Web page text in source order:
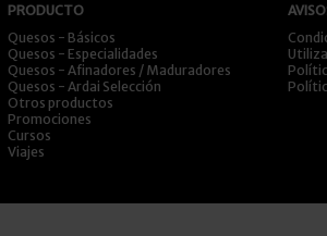
PRODUCTO
Quesos - Básicos
Quesos - Especialidades
Quesos - Afinadores / Maduradores
Quesos - Ardai Selección
Otros productos
Promociones
Cursos
Viajes